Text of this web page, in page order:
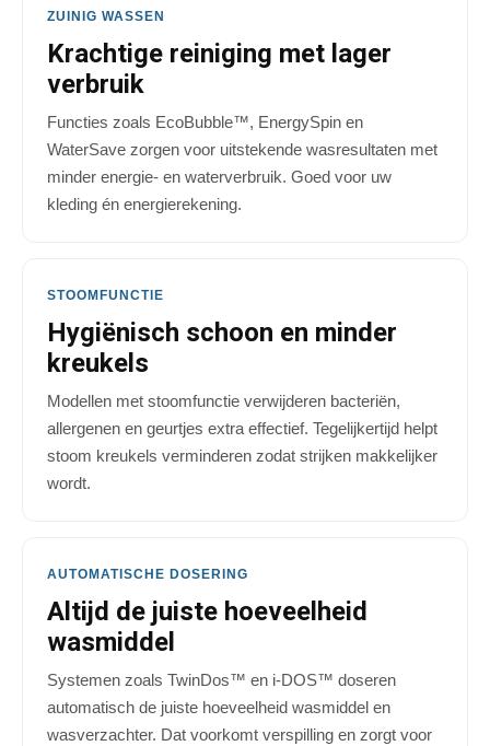
ZUINIG WASSEN
Krachtige reiniging met lager
verbruik
Functies zoals EcoBubble™, EnergySpin en
WaterSave zorgen voor uitstekende wasresultaten met
minder energie- en waterverbruik. Goed voor uw
kleding én energierekening.
STOOMFUNCTIE
Hygiënisch schoon en minder
kreukels
Modellen met stoomfunctie verwijderen bacteriën,
allergenen en geurtjes extra effectief. Tegelijkertijd helpt
stoom kreukels verminderen zodat strijken makkelijker
wordt.
AUTOMATISCHE DOSERING
Altijd de juiste hoeveelheid
wasmiddel
Systemen zoals TwinDos™ en i-DOS™ doseren
automatisch de juiste hoeveelheid wasmiddel en
wasverzachter. Dat voorkomt verspilling en zorgt voor